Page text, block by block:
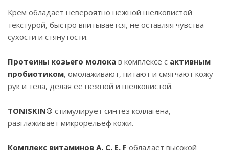
Крем обладает невероятно нежной шелковистой
текстурой, быстро впитывается, не оставляя чувства
сухости и стянутости.
Протеины козьего молока в комплексе с активным
пробиотиком, омолаживают, питают и смягчают кожу
рук и тела, делая ее нежной и шелковистой.
TONISKIN® стимулирует синтез коллагена,
разглаживает микрорельеф кожи.
Комплекс витаминов A, C, E, F обладает высокой